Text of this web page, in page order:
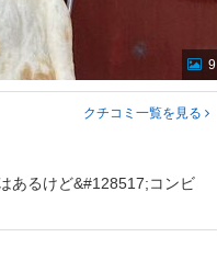
9
クチコミ一覧を見る
あるけど&#128517;コンビ